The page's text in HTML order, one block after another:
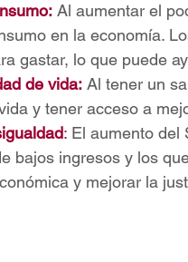
Al aumentar el
en la economía.
gastar, lo que puede
de vida: Al tener un
y tener acceso a
: El aumento del
bajos ingresos y los
y mejorar la